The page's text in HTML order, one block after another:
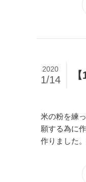
2020
1/14
米の粉を練
願する為に
作りました